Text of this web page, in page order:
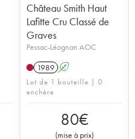
Château Smith Haut
Lafitte Cru Classé de
Graves
Pessac-Léognan AOC
1989 A
Lot de 1 bouteille | 0
enchère
80€
(mise à prix)